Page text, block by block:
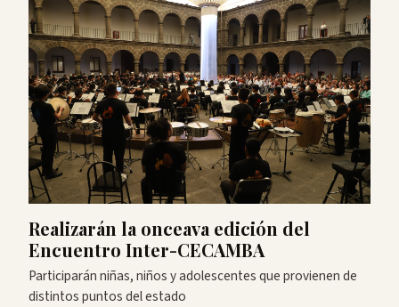
Realizarán la onceava edición del
Encuentro Inter-CECAMBA
Participarán niñas, niños y adolescentes que provienen de
distintos puntos del estado